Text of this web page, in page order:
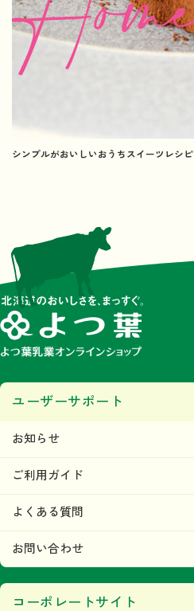
シンプルがおいしいおうちスイーツレシピ
ユーザーサポート
お知らせ
ご利用ガイド
よくある質問
お問い合わせ
コーポレートサイト